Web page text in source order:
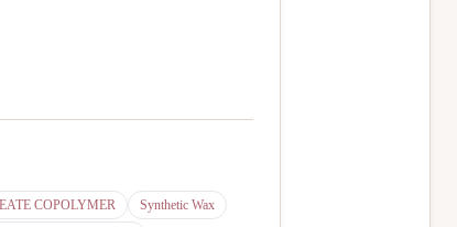
COPOLYMER
Synthetic Wax